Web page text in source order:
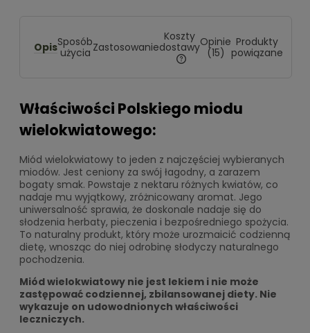
OpisSposób
użycia Zastosowanie
Koszty
dostawyOpinie
(15)
Produkty
powiązane
Właściwości Polskiego miodu
wielokwiatowego:
Miód wielokwiatowy to jeden z najczęściej wybieranych
miodów. Jest ceniony za swój łagodny, a zarazem
bogaty smak. Powstaje z nektaru różnych kwiatów, co
nadaje mu wyjątkowy, zróżnicowany aromat. Jego
uniwersalność sprawia, że doskonale nadaje się do
słodzenia herbaty, pieczenia i bezpośredniego spożycia.
To naturalny produkt, który może urozmaicić codzienną
dietę, wnosząc do niej odrobinę słodyczy naturalnego
pochodzenia.
Miód wielokwiatowy nie jest lekiem i nie może
zastępować codziennej, zbilansowanej diety. Nie
wykazuje on udowodnionych właściwości
leczniczych.